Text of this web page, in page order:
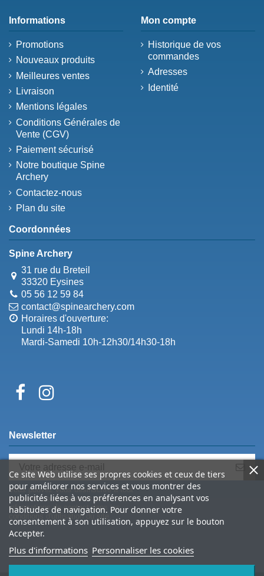
Informations
Promotions
Nouveaux produits
Meilleures ventes
Livraison
Mentions légales
Conditions Générales de
Vente (CGV)
Paiement sécurisé
Notre boutique Spine
Archery
Contactez-nous
Plan du site
Mon compte
Historique de vos
commandes
Adresses
Identité
Coordonnées
Spine Archery
31 rue du Breteil
33320 Eysines
05 56 12 59 84
contact@spinearchery.com
Horaires d'ouverture:
Lundi 14h-18h
Mardi-Samedi 10h-12h30/14h30-18h
Ce site Web utilise ses propres cookies et ceux de tiers
pour améliorer nos services et vous montrer des
publicités liées à vos préférences en analysant vos
habitudes de navigation. Pour donner votre
consentement à son utilisation, appuyez sur le bouton
Accepter.
Plus d'informations Personnaliser les cookies
Newsletter
Vous pouvez vous désinscrire à tout
moment. Vous trouverez pour cela nos
informations de contact dans les
conditions d'utilisation du site.